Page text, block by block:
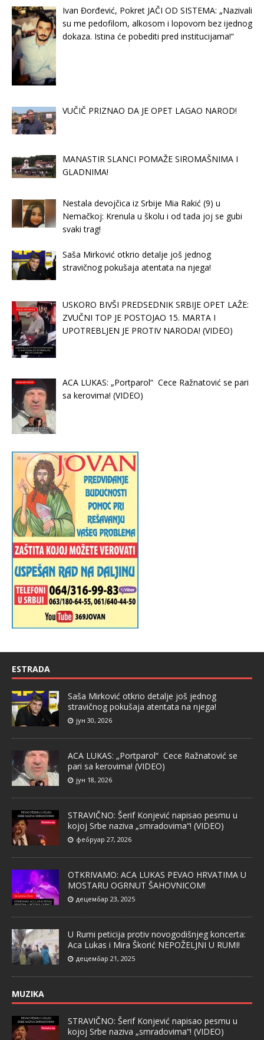
Ivan Đorđević, Pokret JAČI OD SISTEMA: „Nazivali
su me pedofilom, alkosom i lopovom bez ijednog
dokaza. Istina će pobediti pred institucijama!“
VUČIČ PRIZNAO DA JE OPET LAGAO NAROD!
MANASTIR SLANCI POMAŽE SIROMAŠNIMA I
GLADNIMA!
Nestala devojčica iz Srbije Mia Rakić (9) u
Nemačkoj: Krenula u školu i od tada joj se gubi
svaki trag!
Saša Mirković otkrio detalje još jednog
stravičnog pokušaja atentata na njega!
USKORO BIVŠI PREDSEDNIK SRBIJE OPET LAŽE:
ZVUČNI TOP JE POSTOJAO 15. MARTA I
UPOTREBLJEN JE PROTIV NARODA! (VIDEO)
ACA LUKAS: „Portparol“ Cece Ražnatović se pari
sa kerovima! (VIDEO)
ESTRADA
Saša Mirković otkrio detalje još jednog
stravičnog pokušaja atentata na njega!
јун 30, 2026
ACA LUKAS: „Portparol“ Cece Ražnatović se
pari sa kerovima! (VIDEO)
јун 18, 2026
STRAVIČNO: Šerif Konjević napisao pesmu u
kojoj Srbe naziva „smradovima“! (VIDEO)
фебруар 27, 2026
OTKRIVAMO: ACA LUKAS PEVAO HRVATIMA U
MOSTARU OGRNUT ŠAHOVNICOM!
децембар 23, 2025
U Rumi peticija protiv novogodišnjeg koncerta:
Aca Lukas i Mira Škorić NEPOŽELJNI U RUMI!
децембар 21, 2025
MUZIKA
STRAVIČNO: Šerif Konjević napisao pesmu u
kojoj Srbe naziva „smradovima“! (VIDEO)